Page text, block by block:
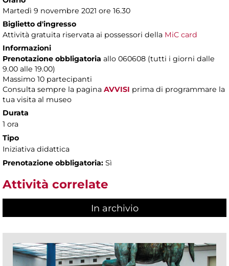
Martedì 9 novembre 2021 ore 16.30
Biglietto d'ingresso
Attività gratuita riservata ai possessori della MiC card
Informazioni
Prenotazione obbligatoria allo 060608 (tutti i giorni dalle
9.00 alle 19.00)
Massimo 10 partecipanti
Consulta sempre la pagina AVVISI prima di programmare la
tua visita al museo
Durata
1 ora
Tipo
Iniziativa didattica
Prenotazione obbligatoria: Sì
Attività correlate
In archivio